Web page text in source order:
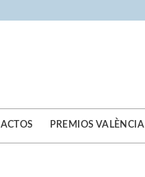
ACTOS PREMIOS VALÈNCIA